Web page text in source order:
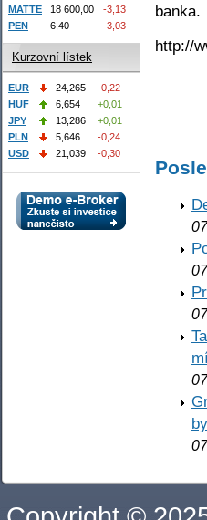
banka.
http://
MATTE
18 600,00
-3,13
PEN
6,40 -3,03
Kurzovní lístek
EUR 24,265
-0,22
HUF
6,654
+0,01
JPY
13,286
+0,01
PLN
5,646
-0,24
USD
21,039 -0,30